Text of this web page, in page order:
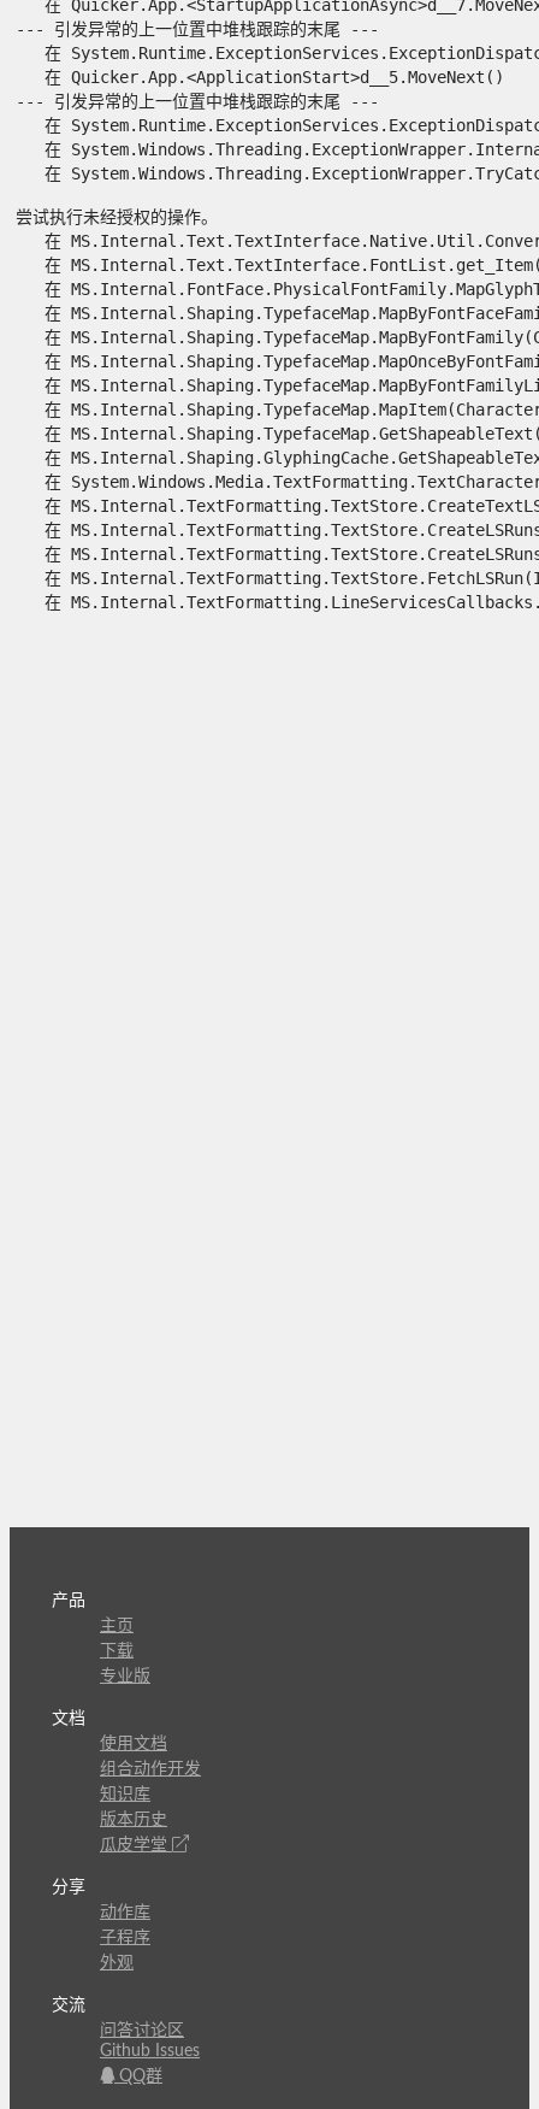
产品
主页
下载
专业版
文档
使用文档
组合动作开发
知识库
版本历史
瓜皮学堂
分享
动作库
子程序
外观
交流
问答讨论区
Github Issues
QQ群